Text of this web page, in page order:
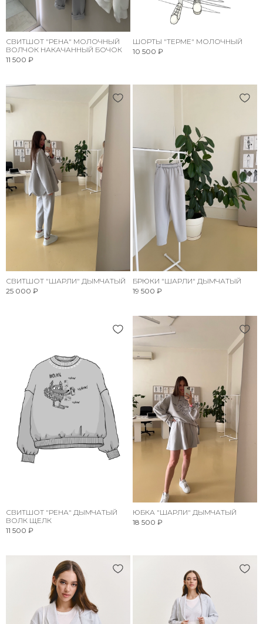
СВИТШОТ "РЕНА" МОЛОЧНЫЙ
ВОЛЧОК НАКАЧАННЫЙ БОЧОК
11 500 ₽
ШОРТЫ "ТЕРМЕ" МОЛОЧНЫЙ
10 500 ₽
СВИТШОТ "ШАРЛИ" ДЫМЧАТЫЙ
25 000 ₽
БРЮКИ "ШАРЛИ" ДЫМЧАТЫЙ
19 500 ₽
СВИТШОТ "РЕНА" ДЫМЧАТЫЙ
ВОЛК ЩЕЛК
11 500 ₽
ЮБКА "ШАРЛИ" ДЫМЧАТЫЙ
18 500 ₽